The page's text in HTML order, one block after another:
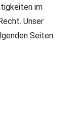
im
Unser
Seiten.